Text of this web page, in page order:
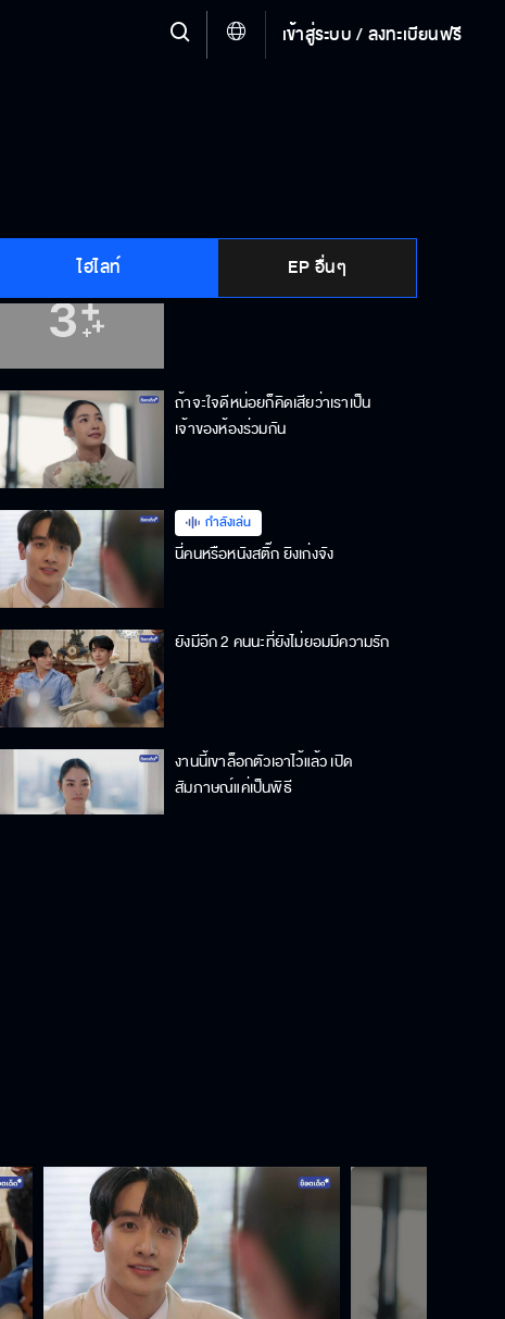
เข้าสู่ระบบ / ลงทะเบียนฟรี
ไฮไลท์ EP อื่นๆ
ถ้าแม่มาอย่าพูดถึงคุณชายรณพีร์
ระวังนะคุณเพชร เลือดพ่อมันแรงนะ
ถ้าจะใจดีหน่อยก็คิดเสียว่าเราเป็น
เจ้าของห้องร่วมกัน
กำลังเล่น
นี่คนหรือหนังสติ๊ก ยิงเก่งจัง
ยังมีอีก 2 คนนะที่ยังไม่ยอมมีความรัก
งานนี้เขาล็อกตัวเอาไว้แล้ว เปิด
สัมภาษณ์แค่เป็นพิธี